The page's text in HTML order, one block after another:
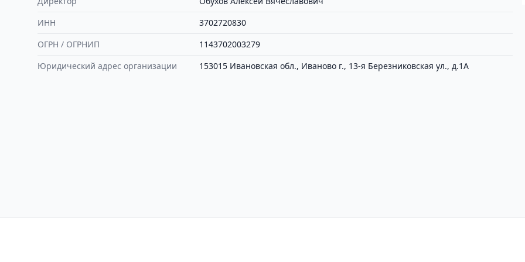
ИНН
3702720830
ОГРН / ОГРНИП
1143702003279
Юридический адрес организации
153015 Ивановская обл., Иваново г., 13-я Березниковская ул., д.1А